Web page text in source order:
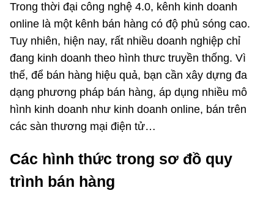
Trong thời đại công nghệ 4.0, kênh kinh doanh
online là một kênh bán hàng có độ phủ sóng cao.
Tuy nhiên, hiện nay, rất nhiều doanh nghiệp chỉ
đang kinh doanh theo hình thưc truyền thống. Vì
thế, để bán hàng hiệu quả, bạn cần xây dựng đa
dạng phương pháp bán hàng, áp dụng nhiều mô
hình kinh doanh như kinh doanh online, bán trên
các sàn thương mại điện tử…
Các hình thức trong sơ đồ quy
trình bán hàng